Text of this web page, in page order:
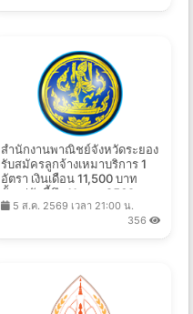
สำนักงานพาณิชย์จังหวัดระยอง
รับสมัครลูกจ้างเหมาบริการ 1
อัตรา เงินเดือน 11,500 บาท
ตั้งแต่บัดนี้ถึง 11 ส.ค. 2569
5 ส.ค. 2569 เวลา 21:00 น.
356